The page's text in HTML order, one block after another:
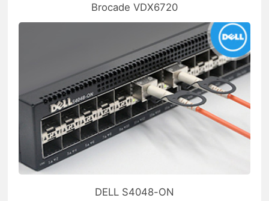
Brocade VDX6720
DELL S4048-ON